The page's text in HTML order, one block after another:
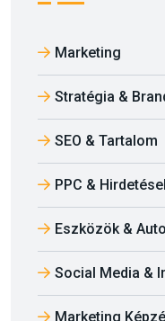
Marketing
Stratégia &
SEO & Tartalom
PPC &
Eszközök &
Social Media &
Marketing